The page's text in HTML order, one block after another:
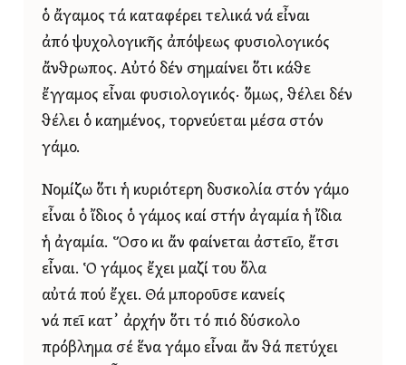
ὁ ἄγαμος τά καταφέρει τελικά νά εἶναι
ἀπό ψυχολογικῆς ἀπόψεως φυσιολογικός
ἄνθρωπος. Αὐτό δέν σημαίνει ὅτι κάθε
ἔγγαμος εἶναι φυσιολογικός· ὅμως, θέλει δέν
θέλει ὁ καημένος, τορνεύεται μέσα στόν
γάμο.
Νομίζω ὅτι ἡ κυριότερη δυσκολία στόν γάμο
εἶναι ὁ ἴδιος ὁ γάμος καί στήν ἀγαμία ἡ ἴδια
ἡ ἀγαμία. Ὅσο κι ἄν φαίνεται ἀστεῖο, ἔτσι
εἶναι. Ὁ γάμος ἔχει μαζί του ὅλα
αὐτά πού ἔχει. Θά μποροῦσε κανείς
νά πεῖ κατ᾿ ἀρχήν ὅτι τό πιό δύσκολο
πρόβλημα σέ ἕνα γάμο εἶναι ἄν θά πετύχει